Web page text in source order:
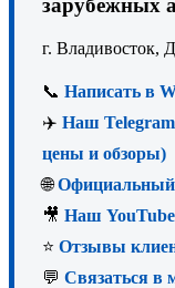
зарубежных
г. Владивосток,
📞 Написать в
✈️ Наш
цены и обзоры)
🌐Официальный
🎥 Наш
⭐ Отзывы
💬 Связаться в